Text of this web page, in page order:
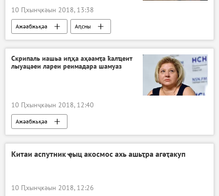
10 Ԥхынҷкәын 2018, 13:38
Ажәабжьқәа Аԥсны
Скрипаль иашьа иԥҳа аҳәамҭа ҟалҵеит
лыуацәеи лареи реимадара шамуаз
10 Ԥхынҷкәын 2018, 12:40
Ажәабжьқәа
Китаи аспутник ҿыц акосмос ахь ашьҭра агәҭакуп
10 Ԥхынҷкәын 2018, 12:26